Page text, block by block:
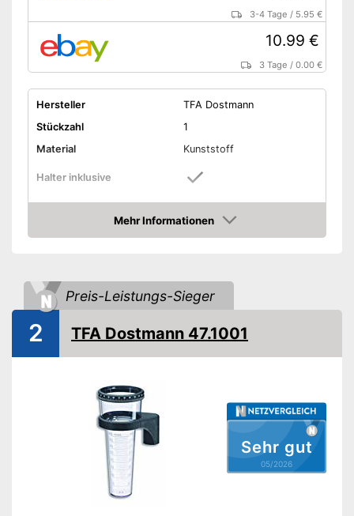
3-4 Tage / 5.95 €
10.99 €
3 Tage /0.00 €
Hersteller
TFA Dostmann
Stückzahl
1
Material
Kunststoff
Halter inklusive
Maße
12,2 x 12,2 x 30,5 cm
227 g
Amazon Lieferzeit
siehe Anbieter
Mehr Informationen
Amazon
Preis-Leistungs-Sieger
Sehr gut
05/2026
2 TFA Dostmann 47.1001